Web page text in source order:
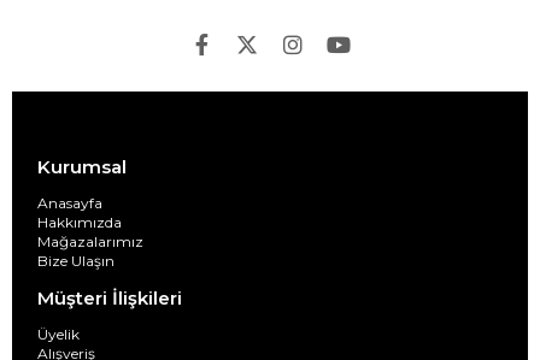
Kurumsal
Anasayfa
Hakkımızda
Mağazalarımız
Bize Ulaşın
Müşteri İlişkileri
Üyelik
Alışveriş